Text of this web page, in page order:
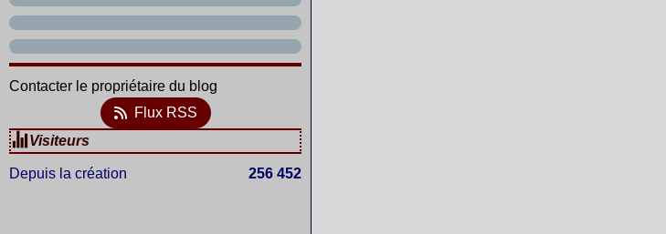
Contacter le propriétaire du blog
Flux RSS
Visiteurs
Depuis la création 256 452